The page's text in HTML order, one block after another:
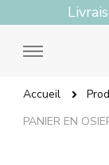
Accueil
PANIER EN